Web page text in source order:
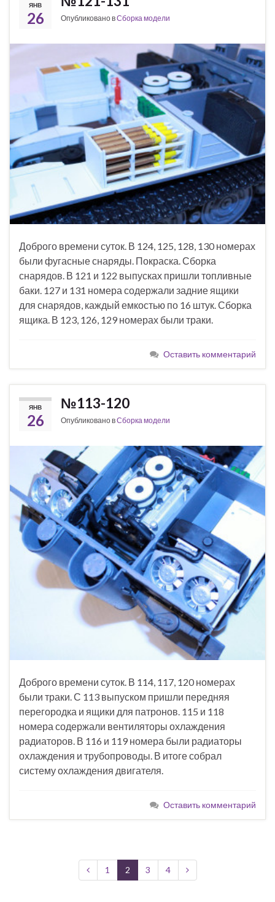
ЯНВ
26 Опубликовано вСборка модели
Доброго времени суток. В 124, 125, 128, 130 номерах
были фугасные снаряды. Покраска. Сборка
снарядов. В 121 и 122 выпусках пришли топливные
баки. 127 и 131 номера содержали задние ящики
для снарядов, каждый емкостью по 16 штук. Сборка
ящика. В 123, 126, 129 номерах были траки.
Оставить комментарий
ЯНВ
26
№113-120
Опубликовано вСборка модели
Доброго времени суток. В 114, 117, 120 номерах
были траки. С 113 выпуском пришли передняя
перегородка и ящики для патронов. 115 и 118
номера содержали вентиляторы охлаждения
радиаторов. В 116 и 119 номера были радиаторы
охлаждения и трубопроводы. В итоге собрал
систему охлаждения двигателя.
Оставить комментарий
1 2 3 4